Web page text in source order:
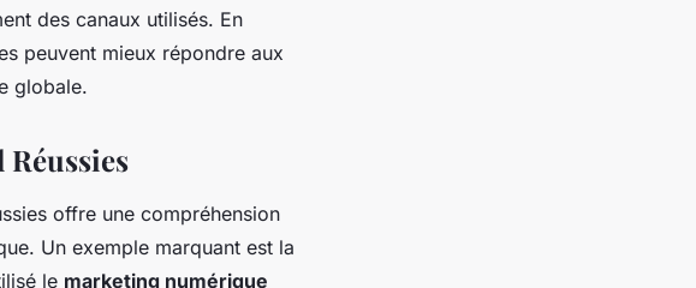
des canaux utilisés. En
peuvent mieux répondre aux
globale.
Réussies
offre une compréhension
Un exemple marquant est la
le marketing numérique